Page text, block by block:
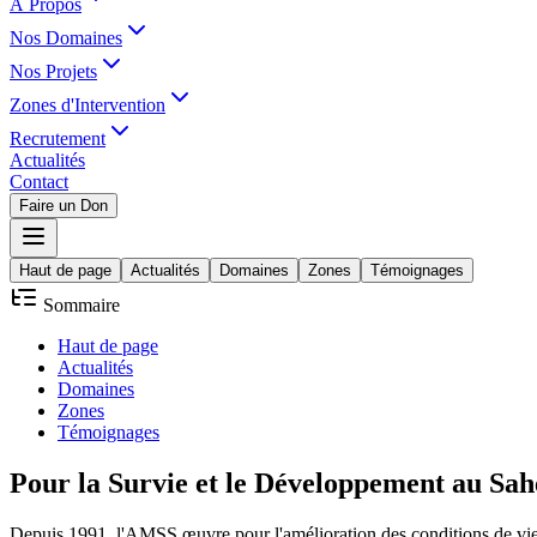
Nos Domaines
Nos Projets
Zones d'Intervention
Recrutement
Actualités
Contact
Faire un Don
Haut de page Actualités Domaines Zones Témoignages
Sommaire
Haut de page
Actualités
Domaines
Zones
Témoignages
Pour la Survie et le Développement au